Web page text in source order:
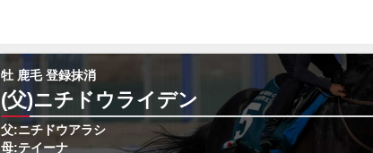
牡 鹿毛 登録抹消
(父)ニチドウライデン
父:ニチドウアラシ
母:テイーナ